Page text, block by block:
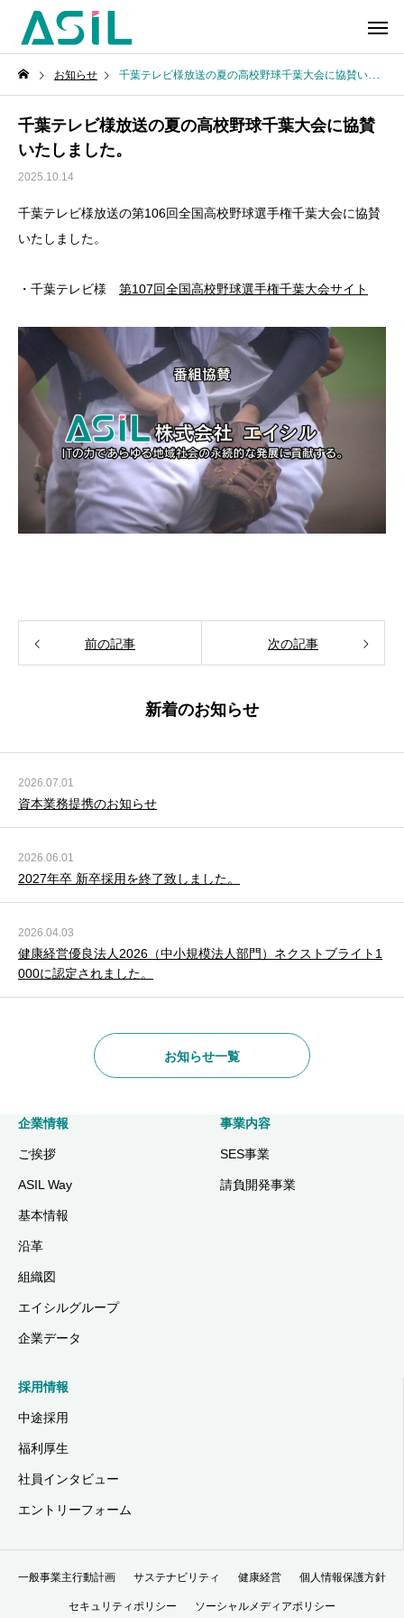
お知らせ 千葉テレビ様放送の夏の高校野球千葉大会に協賛いたしました。
千葉テレビ様放送の夏の高校野球千葉大会に協賛
いたしました。
2025.10.14
千葉テレビ様放送の第106回全国高校野球選手権千葉大会に協賛
いたしました。
・千葉テレビ様 第107回全国高校野球選手権千葉大会サイト
前の記事 次の記事
新着のお知らせ
2026.07.01
資本業務提携のお知らせ
2026.06.01
2027年卒 新卒採用を終了致しました。
2026.04.03
健康経営優良法人2026（中小規模法人部門）ネクストブライト1
000に認定されました。
お知らせ一覧
企業情報
ご挨拶
ASIL Way
基本情報
沿革
組織図
エイシルグループ
企業データ
事業内容
SES事業
請負開発事業
採用情報
中途採用
福利厚生
社員インタビュー
エントリーフォーム
一般事業主行動計画 サステナビリティ 健康経営 個人情報保護方針
セキュリティポリシー ソーシャルメディアポリシー